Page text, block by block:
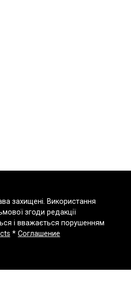
захищені. Використання
згоди редакції
і вважається порушенням
* Соглашение